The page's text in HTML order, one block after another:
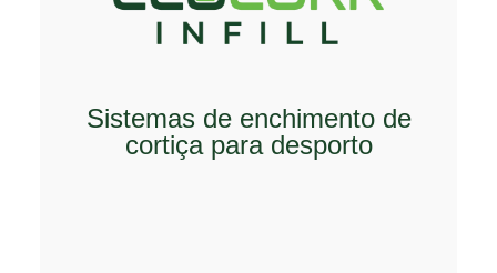
Sistemas de enchimento de
cortiça para desporto